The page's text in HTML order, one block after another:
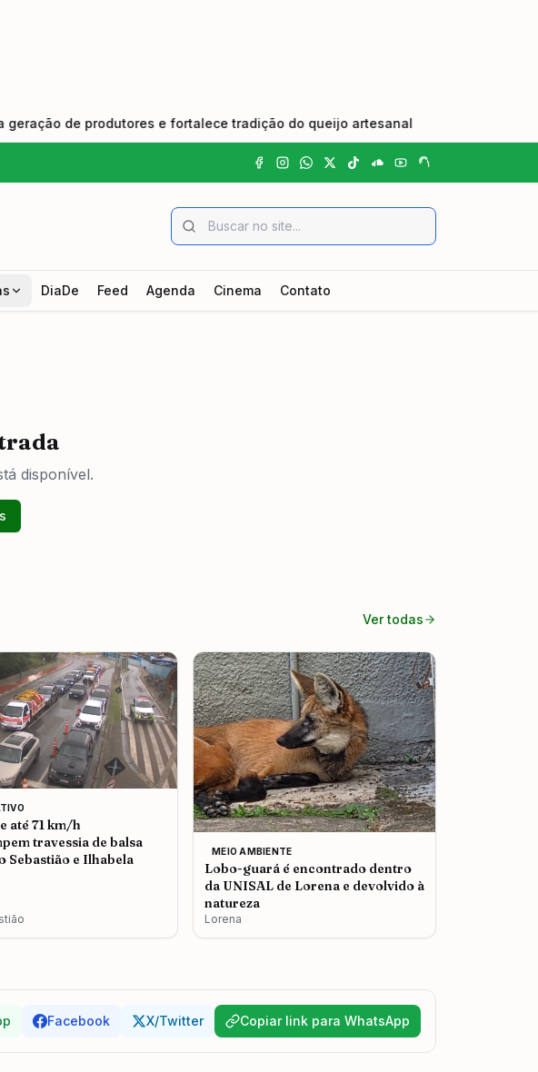
de produtores e fortalece tradição do queijo artesanal •
DiaDe Feed Agenda Cinema Contato
disponível.
Ver todas
até 71 km/h
travessia de balsa
Sebastião e Ilhabela
MEIO AMBIENTE
Lobo-guará é encontrado dentro
da UNISAL de Lorena e devolvido à
natureza
Lorena
Facebook X/Twitter Copiar link para WhatsApp